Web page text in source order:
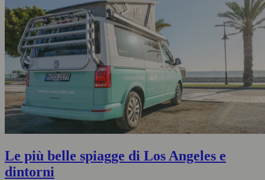
Le più belle spiagge di Los Angeles e
dintorni